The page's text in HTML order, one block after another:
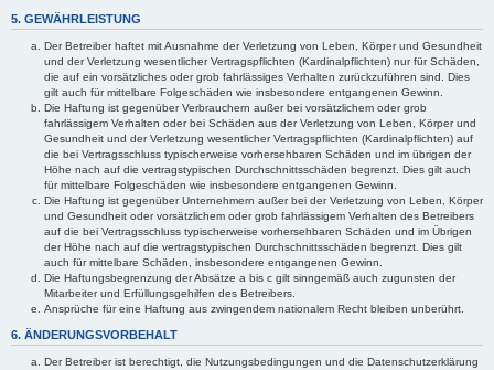
5. GEWÄHRLEISTUNG
Der Betreiber haftet mit Ausnahme der Verletzung von Leben, Körper und Gesundheit
und der Verletzung wesentlicher Vertragspflichten (Kardinalpflichten) nur für Schäden,
die auf ein vorsätzliches oder grob fahrlässiges Verhalten zurückzuführen sind. Dies
gilt auch für mittelbare Folgeschäden wie insbesondere entgangenen Gewinn.
Die Haftung ist gegenüber Verbrauchern außer bei vorsätzlichem oder grob
fahrlässigem Verhalten oder bei Schäden aus der Verletzung von Leben, Körper und
Gesundheit und der Verletzung wesentlicher Vertragspflichten (Kardinalpflichten) auf
die bei Vertragsschluss typischerweise vorhersehbaren Schäden und im übrigen der
Höhe nach auf die vertragstypischen Durchschnittsschäden begrenzt. Dies gilt auch
für mittelbare Folgeschäden wie insbesondere entgangenen Gewinn.
Die Haftung ist gegenüber Unternehmern außer bei der Verletzung von Leben, Körper
und Gesundheit oder vorsätzlichem oder grob fahrlässigem Verhalten des Betreibers
auf die bei Vertragsschluss typischerweise vorhersehbaren Schäden und im Übrigen
der Höhe nach auf die vertragstypischen Durchschnittsschäden begrenzt. Dies gilt
auch für mittelbare Schäden, insbesondere entgangenen Gewinn.
Die Haftungsbegrenzung der Absätze a bis c gilt sinngemäß auch zugunsten der
Mitarbeiter und Erfüllungsgehilfen des Betreibers.
Ansprüche für eine Haftung aus zwingendem nationalem Recht bleiben unberührt.
6. ÄNDERUNGSVORBEHALT
Der Betreiber ist berechtigt, die Nutzungsbedingungen und die Datenschutzerklärung